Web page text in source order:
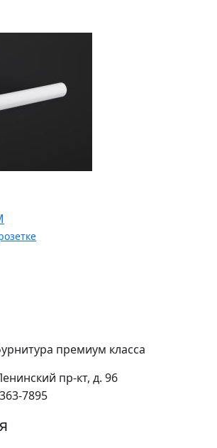
премиум класса
пр-кт, д. 96
7895